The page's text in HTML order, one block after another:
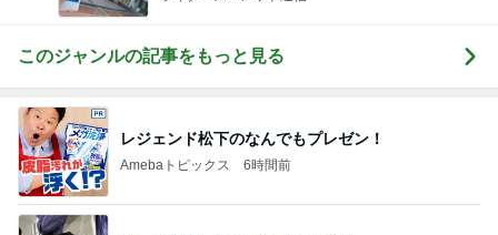
Amebaトピックス 2日前
いい刺激をもらっている社交ダンス
Amebaトピックス 9時間前